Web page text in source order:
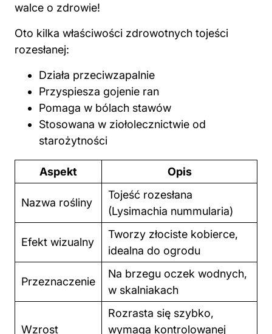
walce o zdrowie!
Oto kilka właściwości zdrowotnych tojeści
rozesłanej:
Działa przeciwzapalnie
Przyspiesza gojenie ran
Pomaga w bólach stawów
Stosowana w ziołolecznictwie od
starożytności
Aspekt Opis
Nazwa rośliny
Tojeść rozesłana
(Lysimachia nummularia)
Efekt wizualny
Tworzy złociste kobierce,
idealna do ogrodu
Przeznaczenie
Na brzegu oczek wodnych,
w skalniakach
Wzrost
Rozrasta się szybko,
wymaga kontrolowanej